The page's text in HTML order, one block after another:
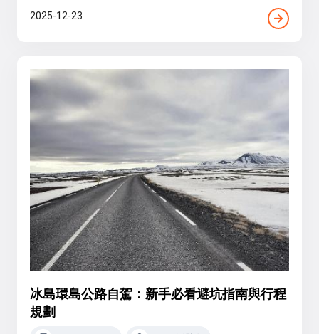
2025-12-23
冰島環島公路自駕：新手必看避坑指南與行程
規劃